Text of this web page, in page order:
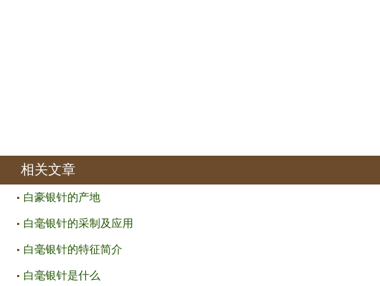
相关文章
白豪银针的产地
白毫银针的采制及应用
白毫银针的特征简介
白毫银针是什么